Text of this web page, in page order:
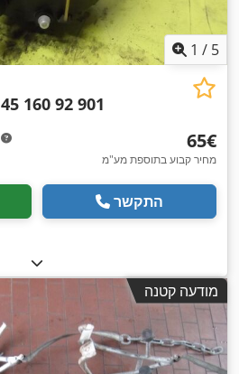
1 / 5
45 160 92 901
‏65 ‏€
מחיר קבוע בתוספת מע"מ
התקשר
מודעה קטנה